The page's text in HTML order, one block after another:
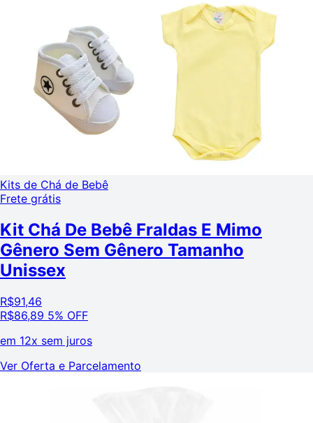
Kits de Chá de Bebê
Frete grátis
Kit Chá De Bebê Fraldas E Mimo
Gênero Sem Gênero Tamanho
Unissex
R$91,46
R$86,89 5% OFF
em 12x sem juros
Ver Oferta e Parcelamento